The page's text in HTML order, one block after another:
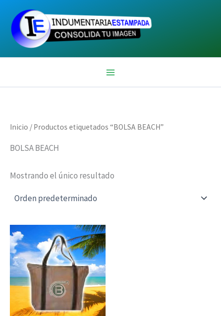
contenido
Inicio / Productos etiquetados “BOLSA BEACH”
BOLSA BEACH
Mostrando el único resultado